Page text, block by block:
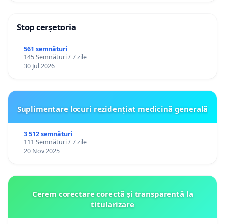
Stop cerșetoria
561 semnături
145 Semnături / 7 zile
30 Jul 2026
Suplimentare locuri rezidențiat medicină generală
3 512 semnături
111 Semnături / 7 zile
20 Nov 2025
Cerem corectare corectă și transparentă la
titularizare